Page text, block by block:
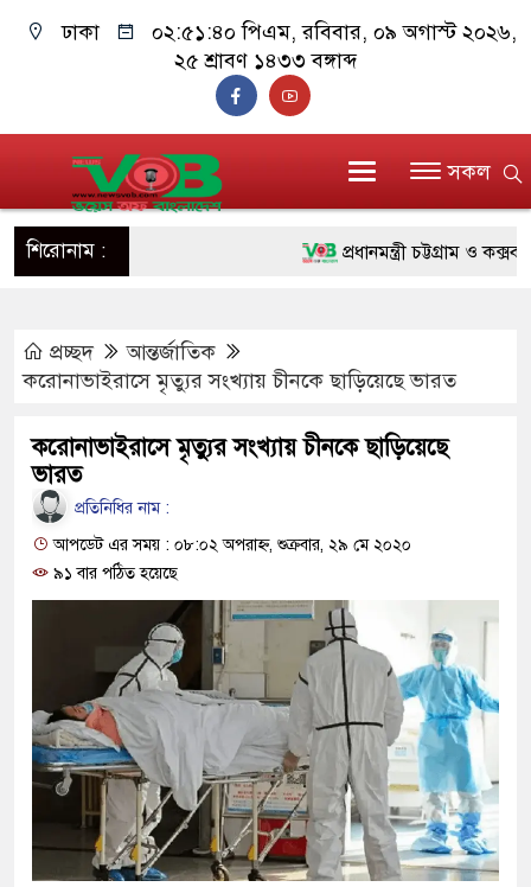
ঢাকা ০২:৫১:৪১ পিএম, রবিবার, ০৯ অগাস্ট ২০২৬,
২৫ শ্রাবণ ১৪৩৩ বঙ্গাব্দ
সকল
শিরোনাম : প্রধানমন্ত্রী চট্টগ্রাম ও
দাঁড়াবে : ডা. জুবাইদা রহমান
ও বিশ্বাসযোগ্য: প্রধানমন্ত্রী
মাননীয় প্রধানমন্ত্রী, মন্ত্রীবর্গ ও
সিল-স্বাক্ষর জালিয়াতি চক্রের পাঁচ
উদ্ধার
জনগণ পরিবর্তন চেয়েছে
প্রধানমন্ত্রী
মিরপুর মডেল থানার
প্রচ্ছদ
আন্তর্জাতিক
করোনাভাইরাসে মৃত্যুর সংখ্যায় চীনকে ছাড়িয়েছে ভারত
করোনাভাইরাসে মৃত্যুর সংখ্যায় চীনকে ছাড়িয়েছে
ভারত
প্রতিনিধির নাম :
আপডেট এর সময় : ০৮:০২ অপরাহ্ন, শুক্রবার, ২৯ মে ২০২০
৯১ বার পঠিত হয়েছে